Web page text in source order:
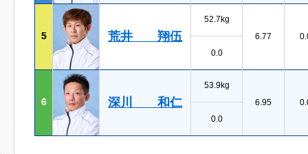
5 荒井 翔伍
52.7kg
6.77
0.0
6 深川 和仁
53.9kg
6.95
0.0